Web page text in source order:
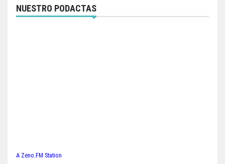
NUESTRO PODACTAS
A Zeno.FM Station